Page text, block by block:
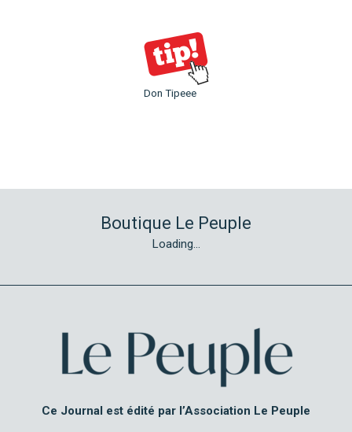
Don Tipeee
Boutique Le Peuple
Loading...
Ce Journal est édité par l’Association Le Peuple